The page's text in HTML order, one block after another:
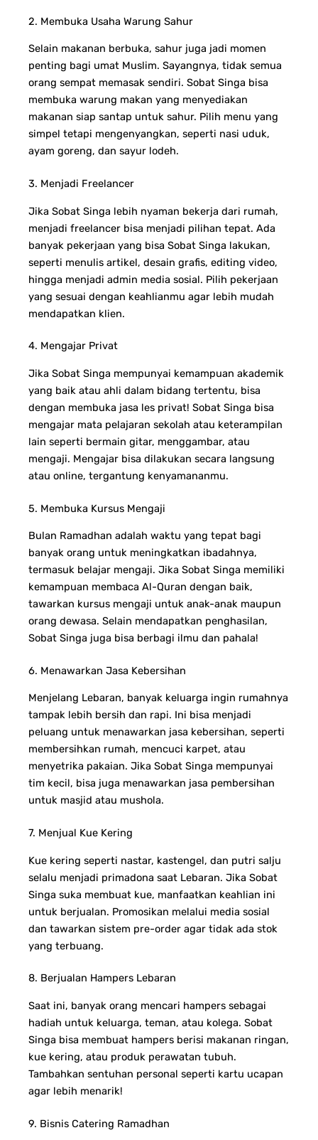
2. Membuka Usaha Warung Sahur
Selain makanan berbuka, sahur juga jadi momen
penting bagi umat Muslim. Sayangnya, tidak semua
orang sempat memasak sendiri. Sobat Singa bisa
membuka warung makan yang menyediakan
makanan siap santap untuk sahur. Pilih menu yang
simpel tetapi mengenyangkan, seperti nasi uduk,
ayam goreng, dan sayur lodeh.
3. Menjadi Freelancer
Jika Sobat Singa lebih nyaman bekerja dari rumah,
menjadi freelancer bisa menjadi pilihan tepat. Ada
banyak pekerjaan yang bisa Sobat Singa lakukan,
seperti menulis artikel, desain grafis, editing video,
hingga menjadi admin media sosial. Pilih pekerjaan
yang sesuai dengan keahlianmu agar lebih mudah
mendapatkan klien.
4. Mengajar Privat
Jika Sobat Singa mempunyai kemampuan akademik
yang baik atau ahli dalam bidang tertentu, bisa
dengan membuka jasa les privat! Sobat Singa bisa
mengajar mata pelajaran sekolah atau keterampilan
lain seperti bermain gitar, menggambar, atau
mengaji. Mengajar bisa dilakukan secara langsung
atau online, tergantung kenyamananmu.
5. Membuka Kursus Mengaji
Bulan Ramadhan adalah waktu yang tepat bagi
banyak orang untuk meningkatkan ibadahnya,
termasuk belajar mengaji. Jika Sobat Singa memiliki
kemampuan membaca Al-Quran dengan baik,
tawarkan kursus mengaji untuk anak-anak maupun
orang dewasa. Selain mendapatkan penghasilan,
Sobat Singa juga bisa berbagi ilmu dan pahala!
6. Menawarkan Jasa Kebersihan
Menjelang Lebaran, banyak keluarga ingin rumahnya
tampak lebih bersih dan rapi. Ini bisa menjadi
peluang untuk menawarkan jasa kebersihan, seperti
membersihkan rumah, mencuci karpet, atau
menyetrika pakaian. Jika Sobat Singa mempunyai
tim kecil, bisa juga menawarkan jasa pembersihan
untuk masjid atau mushola.
7. Menjual Kue Kering
Kue kering seperti nastar, kastengel, dan putri salju
selalu menjadi primadona saat Lebaran. Jika Sobat
Singa suka membuat kue, manfaatkan keahlian ini
untuk berjualan. Promosikan melalui media sosial
dan tawarkan sistem pre-order agar tidak ada stok
yang terbuang.
8. Berjualan Hampers Lebaran
Saat ini, banyak orang mencari hampers sebagai
hadiah untuk keluarga, teman, atau kolega. Sobat
Singa bisa membuat hampers berisi makanan ringan,
kue kering, atau produk perawatan tubuh.
Tambahkan sentuhan personal seperti kartu ucapan
agar lebih menarik!
9. Bisnis Catering Ramadhan